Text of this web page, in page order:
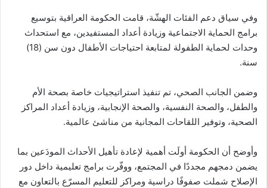
وفي سياق دعم الفئات الهشّة، قامت الحكومة العراقية بتوسيع
برامج الحماية الاجتماعية وزيادة أعداد المستفيدين، مع استحداث
وحدات لحماية الطفولة لمتابعة احتياجات الأطفال دون سن (18)
سنة.
وضمن الجانب الصحي، تم تنفيذ استراتيجيات خاصة بصحة الأم
والطفل، والصحة النفسية، والصحة الإنجابية، وزيادة أعداد المراكز
الصحية، وتوفير اللقاحات المجانية من مناشئ عالمية.
وأوضح أن الحكومة أولَت أهمية لإعادة تأهيل الأحداث المودَعين بما
يضمن دمجهم مجددًا في المجتمع، ووفّرت برامج تعليمية داخل دور
الإصلاح شملت صفوفًا دراسية ومراكز للتعليم المسرّع بالتعاون مع